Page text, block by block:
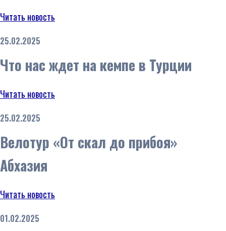
Читать новость
25.02.2025
Что нас ждет на кемпе в Турции
Читать новость
25.02.2025
Велотур «От скал до прибоя»
Абхазия
Читать новость
01.02.2025